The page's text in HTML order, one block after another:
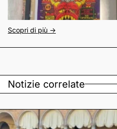
Scopri di più ->
Notizie correlate